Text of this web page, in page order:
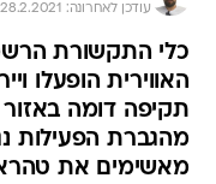
עודכן לאחרונה: 28.2.2021 / 21:23
כלי התקשורת
האווירית הופעלו
תקיפה דומה באזור
מהגברת הפעילות
מאשימים את